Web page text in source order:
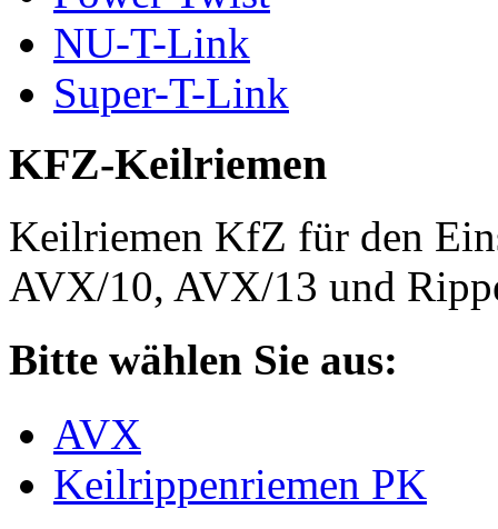
NU-T-Link
Super-T-Link
KFZ-Keilriemen
Keilriemen KfZ für den
AVX/10, AVX/13 und
Bitte wählen Sie aus:
AVX
Keilrippenriemen PK